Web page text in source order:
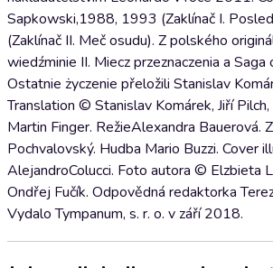
Sapkowski,1988, 1993 (Zaklínač I.
(Zaklínač II. Meč osudu). Z polského
wiedźminie II. Miecz przeznaczenia a Saga
Ostatnie życzenie přeložili Stanislav
Translation © Stanislav Komárek, Jiří
Martin Finger. RežieAlexandra Bauerová.
Pochvalovský. Hudba Mario Buzzi. Cover
AlejandroColucci. Foto autora © Elzbieta
Ondřej Fučík. Odpovědná redaktorka
Vydalo Tympanum, s. r. o. v září 2018.